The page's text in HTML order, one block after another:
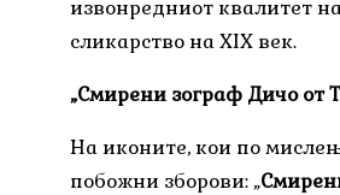
извонредниот квалитет
сликарство на XIX век.
„Смирени зограф Дичо от
На иконите, кои по
побожни зборови: „